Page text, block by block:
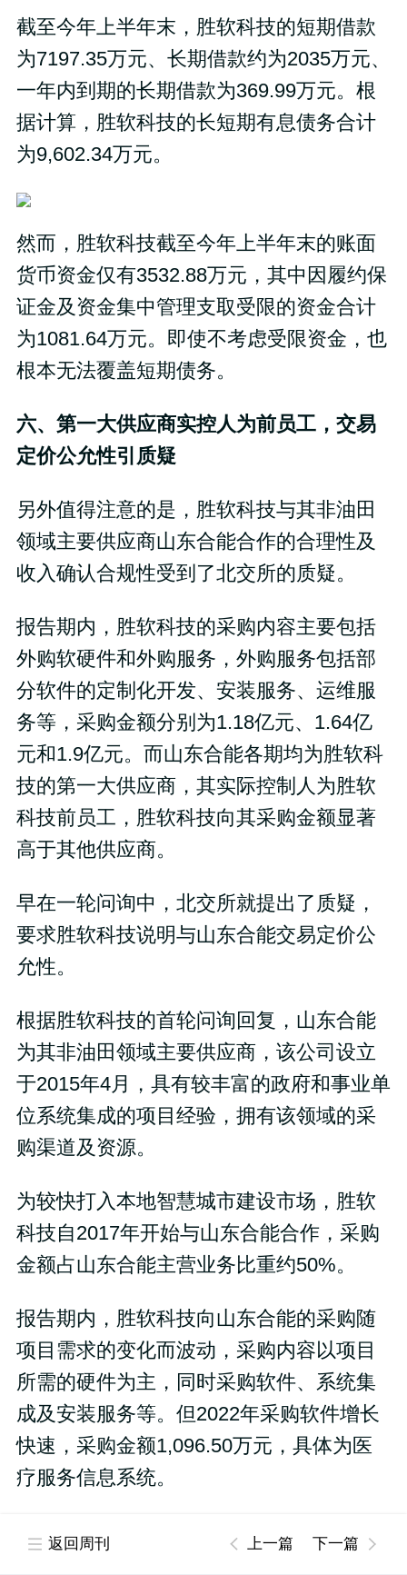
截至今年上半年末，胜软科技的短期借款
为7197.35万元、长期借款约为2035万元、
一年内到期的长期借款为369.99万元。根
据计算，胜软科技的长短期有息债务合计
为9,602.34万元。
然而，胜软科技截至今年上半年末的账面
货币资金仅有3532.88万元，其中因履约保
证金及资金集中管理支取受限的资金合计
为1081.64万元。即使不考虑受限资金，也
根本无法覆盖短期债务。
六、第一大供应商实控人为前员工，交易
定价公允性引质疑
另外值得注意的是，胜软科技与其非油田
领域主要供应商山东合能合作的合理性及
收入确认合规性受到了北交所的质疑。
报告期内，胜软科技的采购内容主要包括
外购软硬件和外购服务，外购服务包括部
分软件的定制化开发、安装服务、运维服
务等，采购金额分别为1.18亿元、1.64亿
元和1.9亿元。而山东合能各期均为胜软科
技的第一大供应商，其实际控制人为胜软
科技前员工，胜软科技向其采购金额显著
高于其他供应商。
早在一轮问询中，北交所就提出了质疑，
要求胜软科技说明与山东合能交易定价公
允性。
根据胜软科技的首轮问询回复，山东合能
为其非油田领域主要供应商，该公司设立
于2015年4月，具有较丰富的政府和事业单
位系统集成的项目经验，拥有该领域的采
购渠道及资源。
为较快打入本地智慧城市建设市场，胜软
科技自2017年开始与山东合能合作，采购
金额占山东合能主营业务比重约50%。
报告期内，胜软科技向山东合能的采购随
项目需求的变化而波动，采购内容以项目
所需的硬件为主，同时采购软件、系统集
成及安装服务等。但2022年采购软件增长
快速，采购金额1,096.50万元，具体为医
疗服务信息系统。
在二轮问询中，北交所对于山东合能成立
返回周刊 上一篇 下一篇